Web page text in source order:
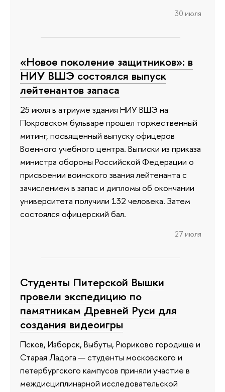
30 июля
«Новое поколение защитников»: в
НИУ ВШЭ состоялся выпуск
лейтенантов запаса
25 июля в атриуме здания НИУ ВШЭ на
Покровском бульваре прошел торжественный
митинг, посвященный выпуску офицеров
Военного учебного центра. Выписки из приказа
министра обороны Российской Федерации о
присвоении воинского звания лейтенанта с
зачислением в запас и дипломы об окончании
университета получили 132 человека. Затем
состоялся офицерский бал.
27 июля
Студенты Питерской Вышки
провели экспедицию по
памятникам Древней Руси для
создания видеоигры
Псков, Изборск, Выбуты, Рюриково городище и
Старая Ладога — студенты московского и
петербургского кампусов приняли участие в
междисциплинарной исследовательской